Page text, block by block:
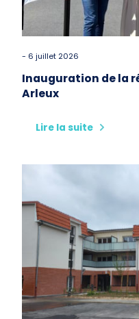
- 6 juillet 2026
Inauguration de la
Arleux
Lire la suite